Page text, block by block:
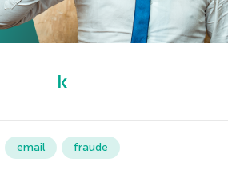
email fraude